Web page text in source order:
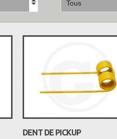
DENT DE PICKUP